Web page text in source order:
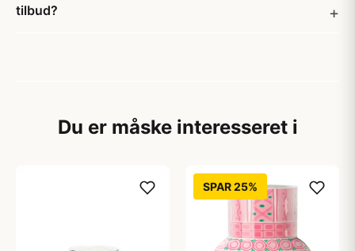
tilbud?
Du er måske interesseret i
SPAR 25%